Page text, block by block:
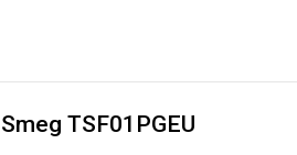
Smeg TSF01PGEU